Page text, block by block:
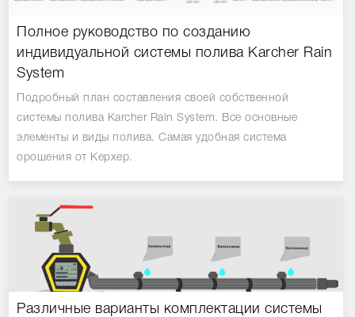
Полное руководство по созданию
индивидуальной системы полива Karcher Rain
System
Подробный план составления своей собственной
системы полива Karcher Rain System. Все основные
элементы и виды полива. Самая удобная система
орошения от Керхер.
Различные варианты комплектации системы